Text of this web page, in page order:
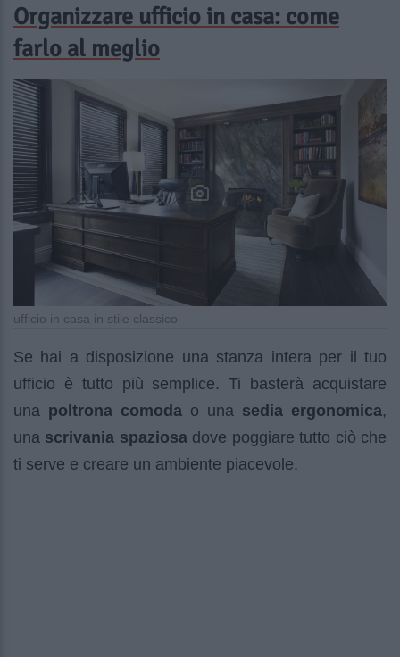
Organizzare ufficio in casa: come
farlo al meglio
ufficio in casa in stile classico
Se hai a disposizione una stanza intera per il tuo
ufficio è tutto più semplice. Ti basterà acquistare
una poltrona comoda o una sedia ergonomica,
una scrivania spaziosadove poggiare tutto ciò che
ti serve e creare un ambiente piacevole.